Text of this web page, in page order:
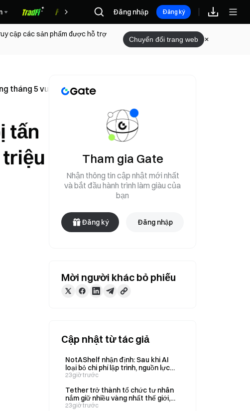
Phần thưởng
Đăng nhập Đăng ký
cập các sản phẩm được hỗ trợ
Chuyển đổi trang web
tháng 5 vượt 20 triệu USD
tấn
Tham gia Gate
Nhận thông tin cập nhật mới nhất
và bắt đầu hành trình làm giàu của
bạn
Đăng ký Đăng nhập
Mời người khác bỏ phiếu
Cập nhật từ tác giả
NotAShelf nhận định: Sau khi AI
loại bỏ chi phí lập trình, nguồn lực
khan hiếm duy nhất là “gu thẩm
23giờ trước
Tether trở thành tổ chức tư nhân
nắm giữ nhiều vàng nhất thế giới,
với tổng lượng vàng nắm giữ trong
23giờ trước